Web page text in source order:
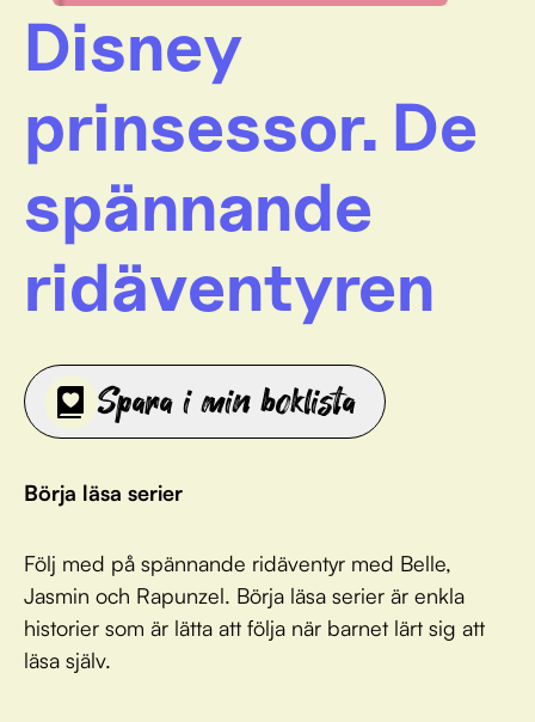
Disney
prinsessor. De
spännande
ridäventyren
Spara i min boklista
Börja läsa serier
Följ med på spännande ridäventyr med Belle,
Jasmin och Rapunzel. Börja läsa serier är enkla
historier som är lätta att följa när barnet lärt sig att
läsa själv.